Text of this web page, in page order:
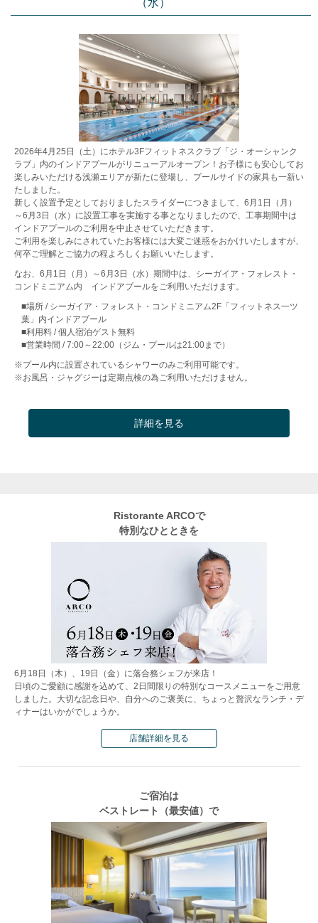
（水）
2026年4月25日（土）にホテル3Fフィットネスクラブ「ジ・オーシャンク
ラブ」内のインドアプールがリニューアルオープン！お子様にも安心してお
楽しみいただける浅瀬エリアが新たに登場し、プールサイドの家具も一新い
たしました。
新しく設置予定としておりましたスライダーにつきまして、6月1日（月）
～6月3日（水）に設置工事を実施する事となりましたので、工事期間中は
インドアプールのご利用を中止させていただきます。
ご利用を楽しみにされていたお客様には大変ご迷惑をおかけいたしますが、
何卒ご理解とご協力の程よろしくお願いいたします。
なお、6月1日（月）～6月3日（水）期間中は、シーガイア・フォレスト・
コンドミニアム内 インドアプールをご利用いただけます。
■場所 / シーガイア・フォレスト・コンドミニアム2F「フィットネス一ツ
葉」内インドアプール
■利用料 / 個人宿泊ゲスト無料
■営業時間 / 7:00～22:00（ジム・プールは21:00まで）
※プール内に設置されているシャワーのみご利用可能です。
※お風呂・ジャグジーは定期点検の為ご利用いただけません。
詳細を見る
Ristorante ARCOで
特別なひとときを
6月18日（木）、19日（金）に落合務シェフが来店！
日頃のご愛顧に感謝を込めて、2日間限りの特別なコースメニューをご用意
しました。大切な記念日や、自分へのご褒美に、ちょっと贅沢なランチ・デ
ィナーはいかがでしょうか。
店舗詳細を見る
ご宿泊は
ベストレート（最安値）で